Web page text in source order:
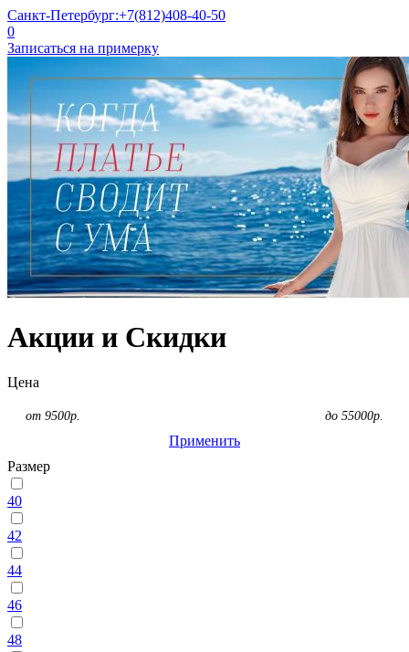
Санкт-Петербург:+7(812)408-40-50
0
Записаться на примерку
Акции и Скидки
Цена
от 9500р. до 55000р.
Применить
Размер
40
42
44
46
48